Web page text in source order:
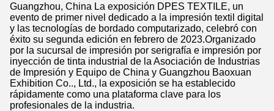
Guangzhou, China La exposición DPES TEXTILE, un
evento de primer nivel dedicado a la impresión textil digital
y las tecnologías de bordado computarizado, celebró con
éxito su segunda edición en febrero de 2023.Organizado
por la sucursal de impresión por serigrafía e impresión por
inyección de tinta industrial de la Asociación de Industrias
de Impresión y Equipo de China y Guangzhou Baoxuan
Exhibition Co.., Ltd., la exposición se ha establecido
rápidamente como una plataforma clave para los
profesionales de la industria.